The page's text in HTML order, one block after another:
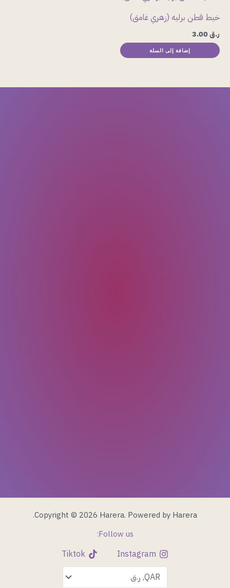
خيط قطن برليه (زهري غامق)
ر.ق
إضافة إلى السلة
Copyright © 2026 Harera. Powered by Harera.
Follow us:
Instagram
Tiktok